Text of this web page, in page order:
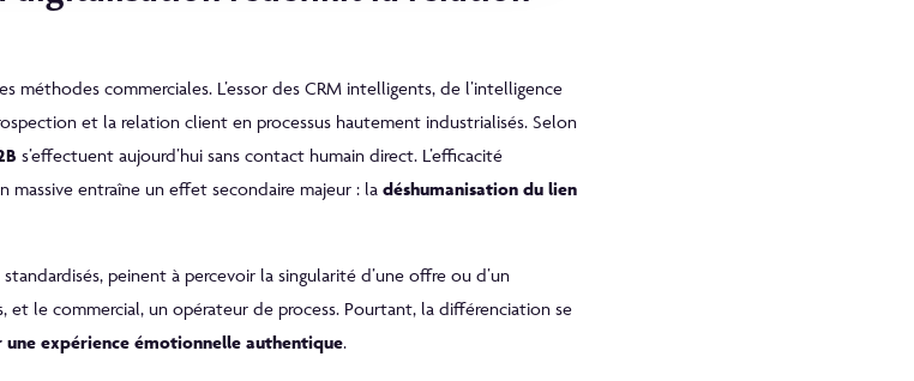
méthodes commerciales. L’essor des CRM intelligents, de l’intelligence
et la relation client en processus hautement industrialisés. Selon
s’effectuent aujourd’hui sans contact humain direct. L’efficacité
entraîne un effet secondaire majeur : la déshumanisation du lien
peinent à percevoir la singularité d’une offre ou d’un
le commercial, un opérateur de process. Pourtant, la différenciation se
une expérience émotionnelle authentique.